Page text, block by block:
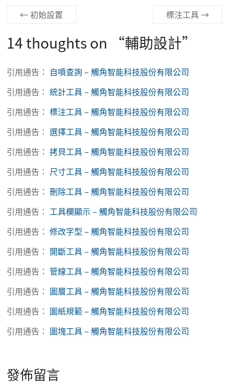
←初始設置 標注工具→
14 thoughts on “輔助設計”
引用通告： 自噴查詢 – 觸角智能科技股份有限公司
引用通告：統計工具 – 觸角智能科技股份有限公司
引用通告：標注工具 – 觸角智能科技股份有限公司
引用通告：選擇工具 – 觸角智能科技股份有限公司
引用通告：拷貝工具 – 觸角智能科技股份有限公司
引用通告： 尺寸工具 – 觸角智能科技股份有限公司
引用通告：刪除工具 – 觸角智能科技股份有限公司
引用通告：工具欄顯示 – 觸角智能科技股份有限公司
引用通告：修改字型 – 觸角智能科技股份有限公司
引用通告： 開斷工具 – 觸角智能科技股份有限公司
引用通告： 管線工具 – 觸角智能科技股份有限公司
引用通告： 圖層工具 – 觸角智能科技股份有限公司
引用通告： 圖紙規範 – 觸角智能科技股份有限公司
引用通告： 圖塊工具 – 觸角智能科技股份有限公司
發佈留言